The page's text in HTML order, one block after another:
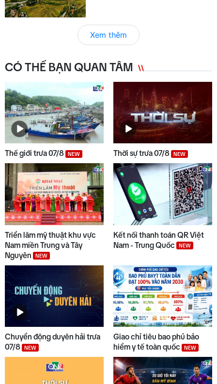
Xem thêm
CÓ THỂ BẠN QUAN TÂM
Thế giới trưa 07/8 NEW Thời sự trưa 07/8 NEW
Triển lãm mỹ thuật khu vực
Nam miền Trung và Tây
Nguyên
NEW
Kết nối thanh toán QR Việt
Nam - Trung Quốc
NEW
Chuyển động duyên hải trưa
07/8
NEW
Giao chỉ tiêu bao phủ bảo
hiểm y tế toàn quốc
NEW